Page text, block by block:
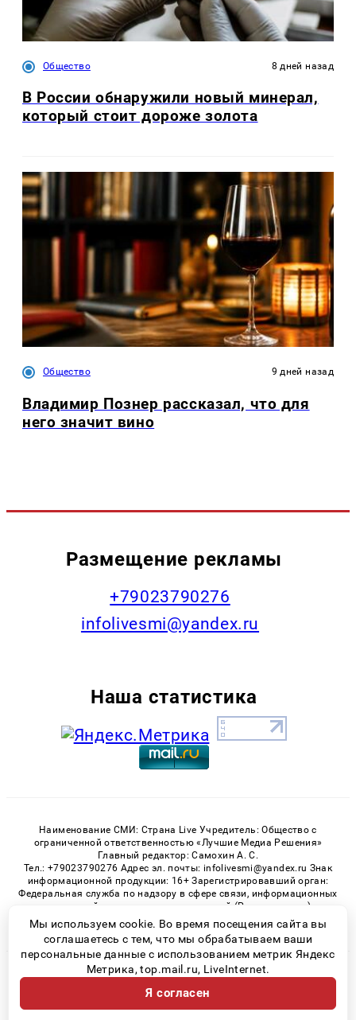
Общество 8 дней назад
В России обнаружили новый минерал,
который стоит дороже золота
Общество 9 дней назад
Владимир Познер рассказал, что для
него значит вино
Размещение рекламы
+79023790276
infolivesmi@yandex.ru
Наша статистика
Наименование СМИ: Страна Live Учредитель: Общество с
ограниченной ответственностью «Лучшие Медиа Решения»
Главный редактор: Самохин А. С.
Тел.: +79023790276 Адрес эл. почты: infolivesmi@yandex.ru Знак
информационной продукции: 16+ Зарегистрировавший орган:
Федеральная служба по надзору в сфере связи, информационных
технологий и массовых коммуникаций (Роскомнадзор)
Регистрационный номер СМИ ЭЛ № ФС 77 - 82538 от 21.01.2022
© 2026 «» | Все права защищены
Возрастная категория сайта 16+
Политика конфиденциальности
Мы используем cookie. Во время посещения сайта вы
соглашаетесь с тем, что мы обрабатываем ваши
персональные данные с использованием метрик Яндекс
Метрика, top.mail.ru, LiveInternet.
Я согласен